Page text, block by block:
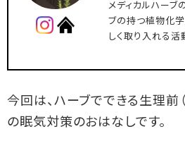
メディカルハーブ
ブの持つ植物化
しく取り入れる活
今回は、ハーブでできる生理前
の眠気対策のおはなしです。